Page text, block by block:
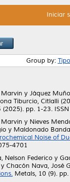
Iniciar
Group by:
y Jáquez
Tiburcio, Citlalli
(2025). pp. 1-23.
y Nieves
y Maldonado
Noise of
4701
Nelson Federico y
y Chacón Nava, José
Metals, 10 (9).